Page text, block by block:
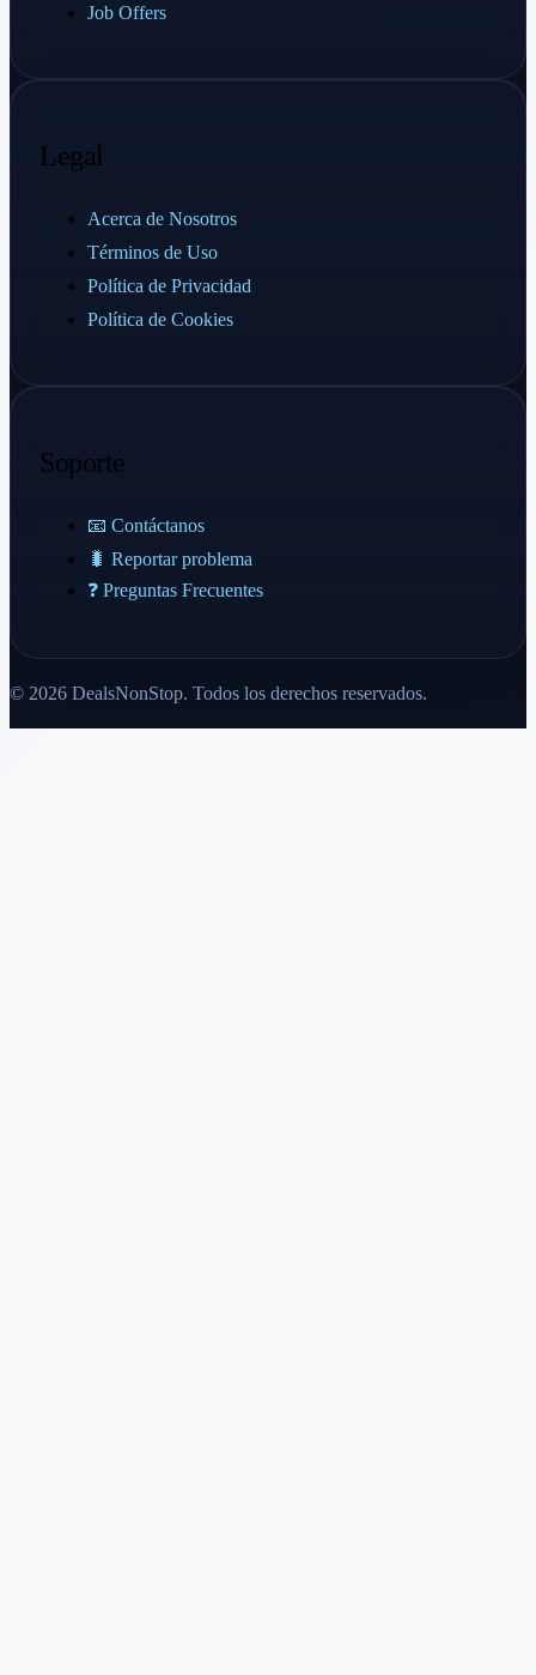
Job Offers
Legal
Acerca de Nosotros
Términos de Uso
Política de Privacidad
Política de Cookies
Soporte
📧 Contáctanos
🐛 Reportar problema
❓ Preguntas Frecuentes
© 2026 DealsNonStop. Todos los derechos reservados.